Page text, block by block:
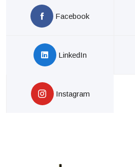
Facebook
LinkedIn
Instagram